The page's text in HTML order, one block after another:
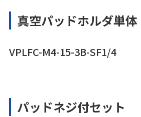
真空パッドホルダ単体
VPLFC-M4-15-3B-SF1/4
パッドネジ付セット